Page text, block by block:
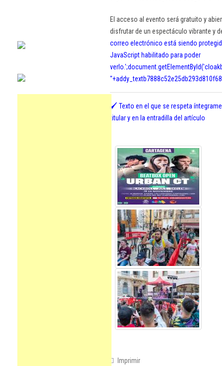
El acceso al evento será gratuito y
disfrutar de un espectáculo vibrante y
correo electrónico está siendo
JavaScript habilitado para poder
verlo.
'
🖌️ Texto en el que se respeta
titular y en la entradilla del artículo
Imprimir